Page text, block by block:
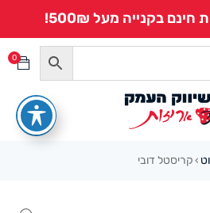
בקנייה מעל 500₪!
0
› קריסטל דובי